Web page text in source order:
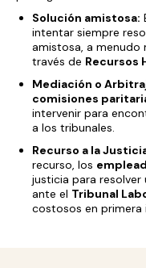
Solución amistosa:
intentar siempre
amistosa, a menudo
través de Recursos
Mediación o
comisiones
intervenir para
a los tribunales.
Recurso a la
recurso, los
justicia para resolver
ante el Tribunal
costosos en primera